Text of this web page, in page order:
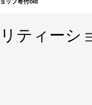
ップ寄付old
ティーシ